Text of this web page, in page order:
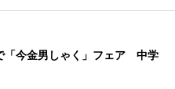
「今金男しゃく」フェア 中学